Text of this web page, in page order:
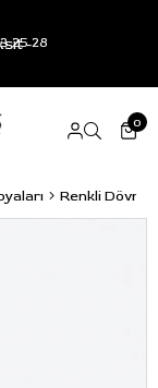
-
25 28
0
Renkli Dövme